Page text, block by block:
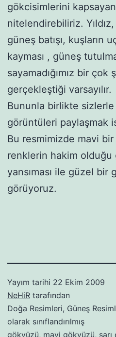
gökcisimlerini
nitelendirebiliriz.
güneş batışı, kuşların
kayması , güneş
sayamadığımız bir
gerçekleştiği varsayılır.
Bununla birlikte
görüntüleri paylaşmak
Bu resmimizde mavi
renklerin hakim olduğu
yansıması ile güzel bir
görüyoruz.
Yayım tarihi 22 Ekim 2009
NeHiR tarafından
Doğa Resimleri, Güneş
olarak sınıflandırılmış
gökyüzü, mavi gökyüzü,